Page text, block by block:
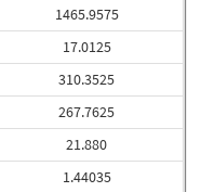
1465.9575
17.0125
310.3525
267.7625
21.880
1.44035